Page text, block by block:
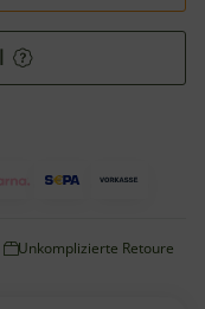
Unkomplizierte Retoure